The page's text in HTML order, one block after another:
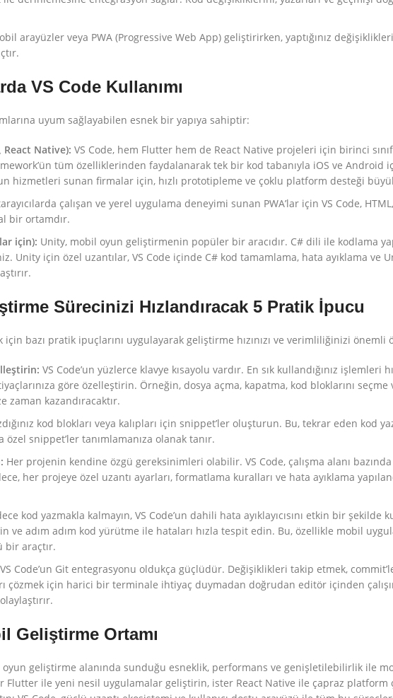
arayüzler veya PWA (Progressive Web App) geliştirirken, yaptığınız değişiklikleri
VS Code Kullanımı
uyum sağlayabilen esnek bir yapıya sahiptir:
Native): VS Code, hem Flutter hem de React Native projeleri için birinci
tüm özelliklerinden faydalanarak tek bir kod tabanıyla iOS ve Android
hizmetleri sunan firmalar için, hızlı prototipleme ve çoklu platform desteği
çalışan ve yerel uygulama deneyimi sunan PWA’lar için VS Code, HTML,
bir ortamdır.
için): Unity, mobil oyun geliştirmenin popüler bir aracıdır. C# dili ile kodlama
Unity için özel uzantılar, VS Code içinde C# kod tamamlama, hata ayıklama ve
Sürecinizi Hızlandıracak 5 Pratik İpucu
için bazı pratik ipuçlarını uygulayarak geliştirme hızınızı ve verimliliğinizi
VS Code’un yüzlerce klavye kısayolu vardır. En sık kullandığınız işlemleri
göre özelleştirin. Örneğin, dosya açma, kapatma, kod bloklarını seçme
zaman kazandıracaktır.
kod blokları veya kalıpları için snippet’ler oluşturun. Bu, tekrar eden kod
özel snippet’ler tanımlamanıza olanak tanır.
Her projenin kendine özgü gereksinimleri olabilir. VS Code, çalışma alanı
her projeye özel uzantı ayarları, formatlama kuralları ve hata ayıklama
kod yazmakla kalmayın, VS Code’un dahili hata ayıklayıcısını etkin bir şekilde
ve adım adım kod yürütme ile hataları hızla tespit edin. Bu, özellikle mobil
bir araçtır.
VS Code’un Git entegrasyonu oldukça güçlüdür. Değişiklikleri takip etmek,
çözmek için harici bir terminale ihtiyaç duymadan doğrudan editör içinden
Geliştirme Ortamı
oyun geliştirme alanında sunduğu esneklik, performans ve genişletilebilirlik ile
Flutter ile yeni nesil uygulamalar geliştirin, ister React Native ile çapraz